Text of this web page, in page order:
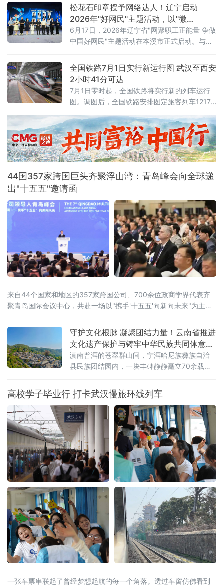
重点企业开展安全警示教育、专项培训及实战
化应急演练，以"无事不扰、有求必应"为原则，
探索警企联动服务营商环境新路径。鞍山水文
局、鞍山市第八中学、冀东水泥、交运旅游汽
车有限公司、红旗大酒店等20余家企业单位代
松花石印章授予网络达人！辽宁启动
2026年"好网民"主题活动，以"微
光"聚"火炬"
6月17日，2026年辽宁省"网聚职工正能量 争做
中国好网民"主题活动在本溪市正式启动。与以
誉印章，成为全场焦点——它被授予辽宁省
2025年最受欢迎网络达人，以此表彰长期深耕
网络阵地、持续输出主流正向声音的优秀创作
者。活动以"微光成炬 清朗同行"为主题，由辽
宁省总工会、辽宁省委网信办联合主办。启动
仪式上，2025年度活动成
全国铁路7月1日实行新运行图 武汉至西安
2小时41分可达
7月1日零时起，全国铁路将实行新的列车运行
图。调图后，全国铁路安排图定旅客列车12174
列，较现图增加111列，铁路客货运输能力、服
务品质和运行效率进一步提升。
44国357家跨国巨头齐聚浮山湾：青岛峰会向全球递
出"十五五"邀请函
来自44个国家和地区的357家跨国公司、700余位政商学界代表齐
聚青岛国际会议中心，共赴一场以"携手'十五五'向新向未来"为主题
守护文化根脉 凝聚团结力量！云南省推进
文化遗产保护与铸牢中华民族共同体意识
深度融合
滇南普洱的苍翠群山间，宁洱哈尼族彝族自治
县民族团结园内，一块丰碑静静矗立70余载。
誓词碑，镌刻着云南26个世居民族“从此我们一
心一德，团结到底，在中国共产党的领导下，
誓为建设平等自由幸福的大家庭而奋斗”的铮铮
誓言。它是云南各民族手足相亲、守望相助的
历史见证，更是全省深耕文化遗产保护、活化
文脉资源、铸牢中华
高校学子毕业行 打卡武汉慢旅环线列车
一张车票串联起了曾经梦想起航的每一个角落。透过车窗仿佛看到